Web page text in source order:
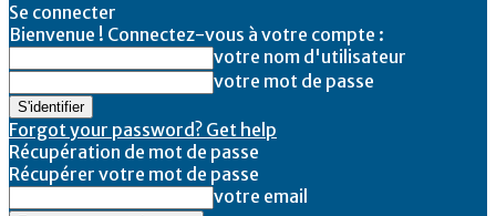
Se connecter
Bienvenue ! Connectez-vous à votre compte :
votre nom d'utilisateur
votre mot de passe
Forgot your password? Get help
Récupération de mot de passe
Récupérer votre mot de passe
votre email